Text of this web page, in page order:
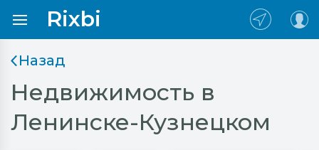
Rixbi
Назад
Недвижимость в
Ленинске-Кузнецком